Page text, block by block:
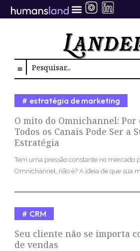
para
Search
O mito do Omnichannel: Por
Todos os Canais Pode Ser a
Estratégia
estratégia de marketing
Tem uma pressão constante no mercado
Omnichannel, não é? A ideia de que sua
Seu cliente não se importa
de vendas
CRM